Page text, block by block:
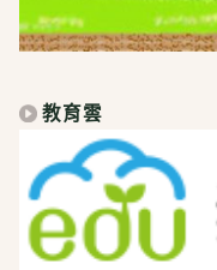
教育雲